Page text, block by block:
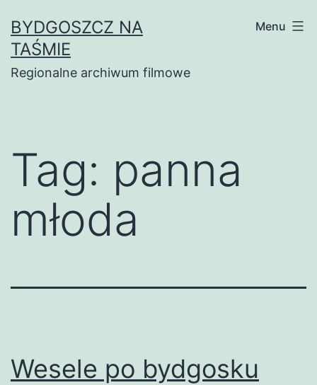
to
content
BYDGOSZCZ NA
TAŚMIE
Regionalne archiwum filmowe
Menu
Tag: panna
młoda
Wesele po bydgosku